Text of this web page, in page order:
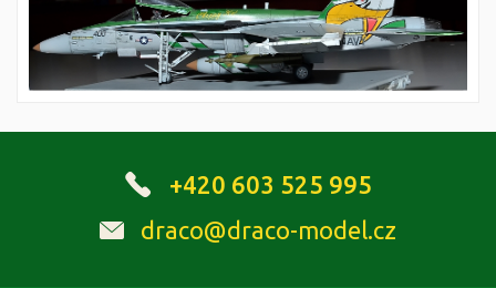
+420 603 525 995
draco@draco-model.cz